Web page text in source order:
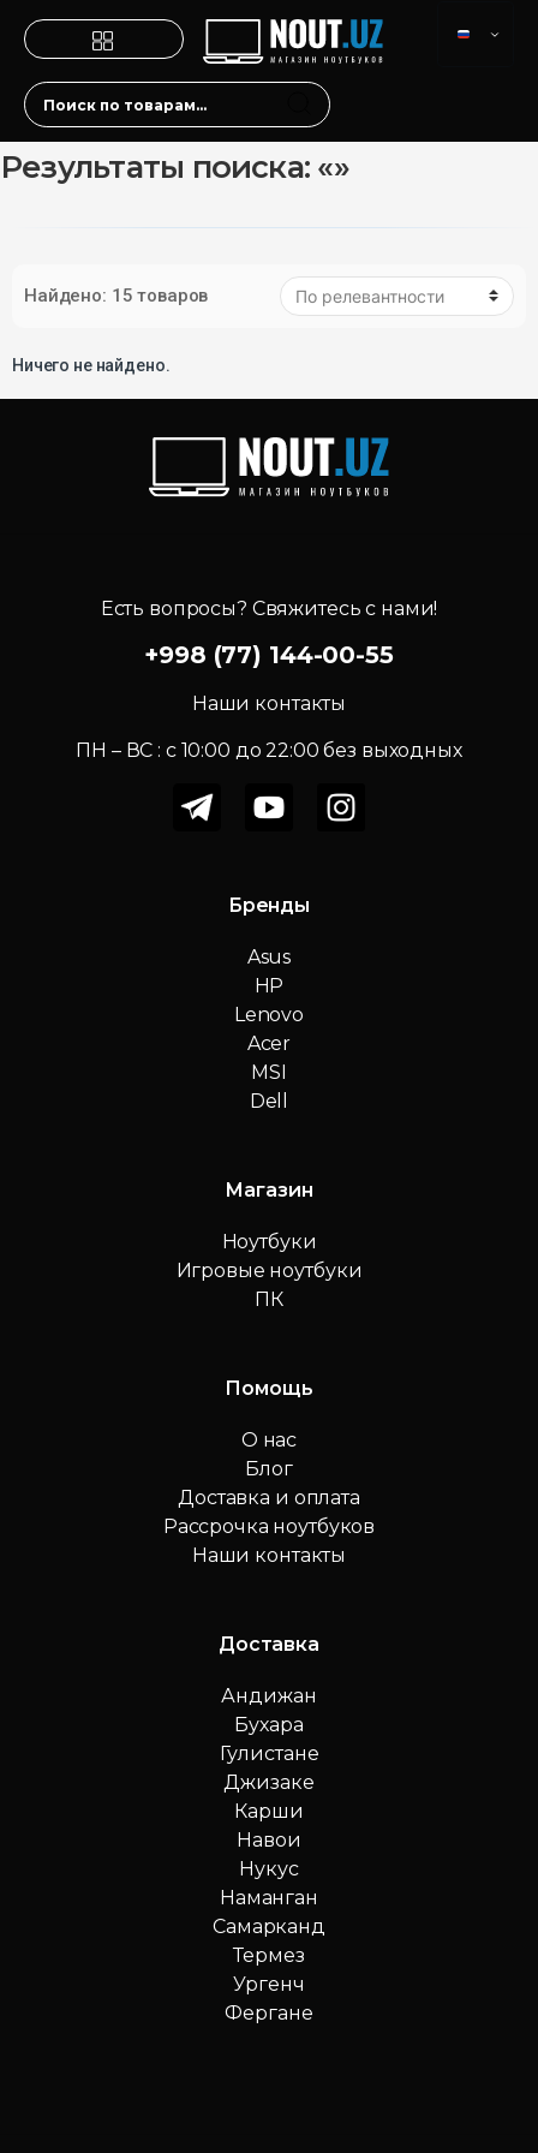
Результаты поиска: «»
Найдено: 15 товаров
Ничего не найдено.
Есть вопросы? Свяжитесь с нами!
+998 (77) 144-00-55
Наши контакты
ПН – ВС : c 10:00 до 22:00 без выходных
Бренды
Asus
HP
Lenovo
Acer
MSI
Dell
Магазин
Ноутбуки
Игровые ноутбуки
ПК
Помощь
О нас
Блог
Доставка и оплата
Рассрочка ноутбуков
Наши контакты
Доставка
Андижан
Бухара
Гулистане
Джизаке
Карши
Навои
Нукус
Наманган
Самарканд
Термез
Ургенч
Фергане